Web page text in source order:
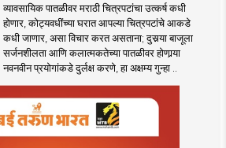
व्यावसायिक पातळीवर मराठी चित्रपटांचा उत्कर्ष कधी
होणार, कोट्यवधींच्या घरात आपल्या चित्रपटांचे आकडे
कधी जाणार, असा विचार करत असताना; दुसर्‍या बाजूला
सर्जनशीलता आणि कलात्मकतेच्या पातळीवर होणार्‍या
नवनवीन प्रयोगांकडे दुर्लक्ष करणे, हा अक्षम्य गुन्हा ..